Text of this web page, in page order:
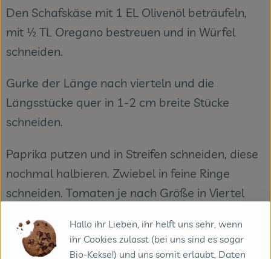
Den Schafskäse mit 1 EL Olivenöl beträufeln,
mit ½ TL Oregano bestreuen und in Würfel
schneiden.
Gurke der Länge nach vierteln und die
Längsstücke quer in 1-2 cm breite Stücke
schneiden.
Paprika putzen und in Streifen schneiden, diese
nochmal halbieren. Zwiebel in feine Ringe
schneiden. Tomaten je nach Größe in Viertel
lassen. Petersilie fein hacken.
Hallo ihr Lieben, ihr helft uns sehr, wenn
ihr Cookies zulasst (bei uns sind es sogar
Bio-Kekse!) und uns somit erlaubt, Daten